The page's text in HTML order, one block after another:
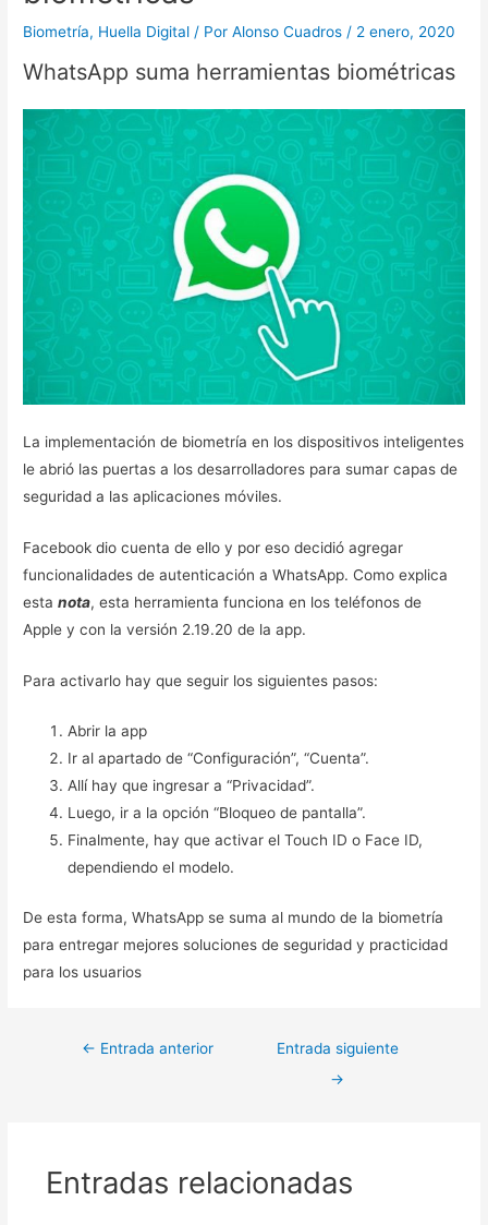
Biometría, Huella Digital / PorAlonso Cuadros / 2 enero, 2020
WhatsApp suma herramientas biométricas
La implementación de biometría en los dispositivos inteligentes
le abrió las puertas a los desarrolladores para sumar capas de
seguridad a las aplicaciones móviles.
Facebook dio cuenta de ello y por eso decidió agregar
funcionalidades de autenticación a WhatsApp. Como explica
estanota, esta herramienta funciona en los teléfonos de
Apple y con la versión 2.19.20 de la app.
Para activarlo hay que seguir los siguientes pasos:
Abrir la app
Ir al apartado de “Configuración”, “Cuenta”.
Allí hay que ingresar a “Privacidad”.
Luego, ir a la opción “Bloqueo de pantalla”.
Finalmente, hay que activar el Touch ID o Face ID,
dependiendo el modelo.
De esta forma, WhatsApp se suma al mundo de la biometría
para entregar mejores soluciones de seguridad y practicidad
para los usuarios
← Entrada anterior
Entrada siguiente
→
Entradas relacionadas